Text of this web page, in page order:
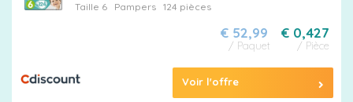
Taille 6 Pampers124 pièces
€ 0,427
/ Pièce
€ 52,99
/ Paquet
Voir l'offre